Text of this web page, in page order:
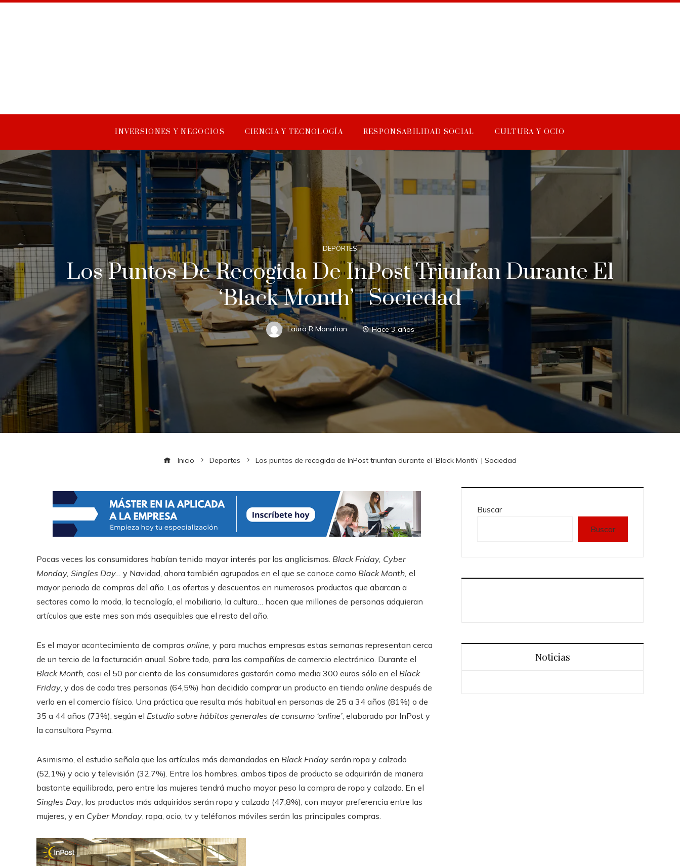
INVERSIONES Y NEGOCIOS CIENCIA Y TECNOLOGÍA RESPONSABILIDAD SOCIAL CULTURA Y OCIO
DEPORTES
Los Puntos De Recogida De InPost Triunfan Durante El
‘Black Month’ | Sociedad
Laura R Manahan Hace 3 años
Inicio Deportes Los puntos de recogida de InPost triunfan durante el ‘Black Month’ | Sociedad
Pocas veces los consumidores habían tenido mayor interés por los anglicismos. Black Friday, Cyber
Monday, Singles Day… y Navidad, ahora también agrupados en el que se conoce como Black Month, el
mayor periodo de compras del año. Las ofertas y descuentos en numerosos productos que abarcan a
sectores como la moda, la tecnología, el mobiliario, la cultura… hacen que millones de personas adquieran
artículos que este mes son más asequibles que el resto del año.
Es el mayor acontecimiento de compras online, y para muchas empresas estas semanas representan cerca
de un tercio de la facturación anual. Sobre todo, para las compañías de comercio electrónico. Durante el
Black Month, casi el 50 por ciento de los consumidores gastarán como media 300 euros sólo en el Black
Friday, y dos de cada tres personas (64,5%) han decidido comprar un producto en tienda online después de
verlo en el comercio físico. Una práctica que resulta más habitual en personas de 25 a 34 años (81%) o de
35 a 44 años (73%), según el Estudio sobre hábitos generales de consumo ‘online’, elaborado por InPost y
la consultora Psyma.
Asimismo, el estudio señala que los artículos más demandados en Black Friday serán ropa y calzado
(52,1%) y ocio y televisión (32,7%). Entre los hombres, ambos tipos de producto se adquirirán de manera
bastante equilibrada, pero entre las mujeres tendrá mucho mayor peso la compra de ropa y calzado. En el
Singles Day, los productos más adquiridos serán ropa y calzado (47,8%), con mayor preferencia entre las
mujeres, y en Cyber Monday, ropa, ocio, tv y teléfonos móviles serán las principales compras.
Buscar
Buscar
Noticias